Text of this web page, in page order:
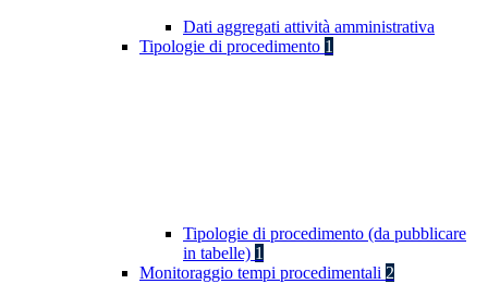
Dati aggregati attività amministrativa
Tipologie di procedimento 1
Tipologie di procedimento (da pubblicare
in tabelle) 1
Monitoraggio tempi procedimentali 2